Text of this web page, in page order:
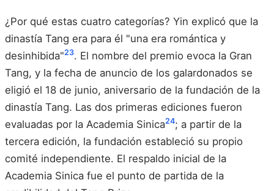
¿Por qué estas cuatro categorías? Yin explicó que la
dinastía Tang era para él "una era romántica y
desinhibida"23. El nombre del premio evoca la Gran
Tang, y la fecha de anuncio de los galardonados se
eligió el 18 de junio, aniversario de la fundación de la
dinastía Tang. Las dos primeras ediciones fueron
evaluadas por la Academia Sinica24; a partir de la
tercera edición, la fundación estableció su propio
comité independiente. El respaldo inicial de la
Academia Sinica fue el punto de partida de la